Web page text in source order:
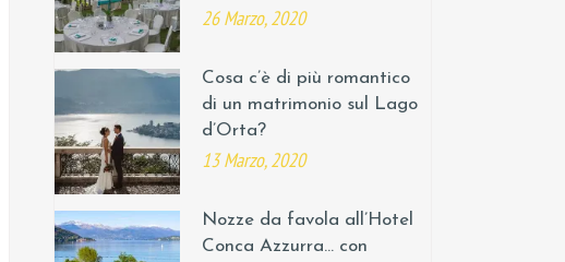
26 Marzo, 2020
Cosa c’è di più romantico
di un matrimonio sul Lago
d’Orta?
13 Marzo, 2020
Nozze da favola all’Hotel
Conca Azzurra… con